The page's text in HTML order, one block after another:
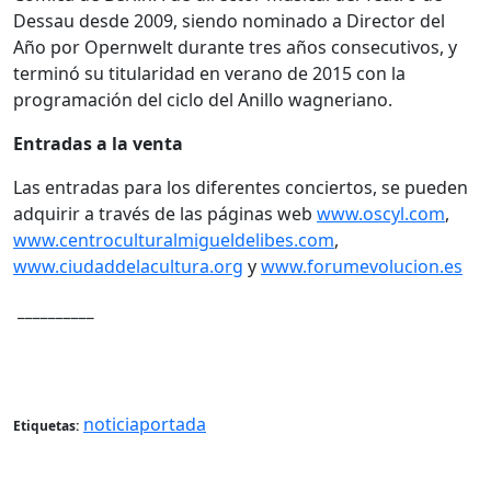
Dessau desde 2009, siendo nominado a Director del
Año por Opernwelt durante tres años consecutivos, y
terminó su titularidad en verano de 2015 con la
programación del ciclo del Anillo wagneriano.
Entradas a la venta
Las entradas para los diferentes conciertos, se pueden
adquirir a través de las páginas web www.oscyl.com,
www.centroculturalmigueldelibes.com,
www.ciudaddelacultura.org ywww.forumevolucion.es
Etiquetas: noticiaportada